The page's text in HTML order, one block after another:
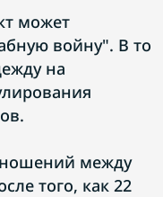
может
войну". В то
на
между
того, как 22